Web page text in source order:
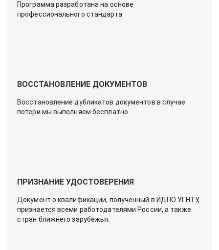
Программа разработана на основе
профессионального стандарта
ВОССТАНОВЛЕНИЕ ДОКУМЕНТОВ
Восстановление дубликатов документов в случае
потери мы выполняем бесплатно.
ПРИЗНАНИЕ УДОСТОВЕРЕНИЯ
Документ о квалификации, полученный в ИДПО УГНТУ,
признается всеми работодателями России, а также
стран ближнего зарубежья.